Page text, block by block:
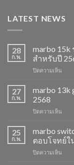
LATEST NEWS
28
ก.พ.
marbo
สำหรับปี
ปิดความเห็น
15k
ราคา
พอต
แล้ว
ทิ้ง
เลือก
27
ก.พ.
marbo
2568
ปิดความเห็น
13k
aloe
รสชา
25
ก.พ.
marbo
ตอบโจทย์ใ
ปิดความเห็น